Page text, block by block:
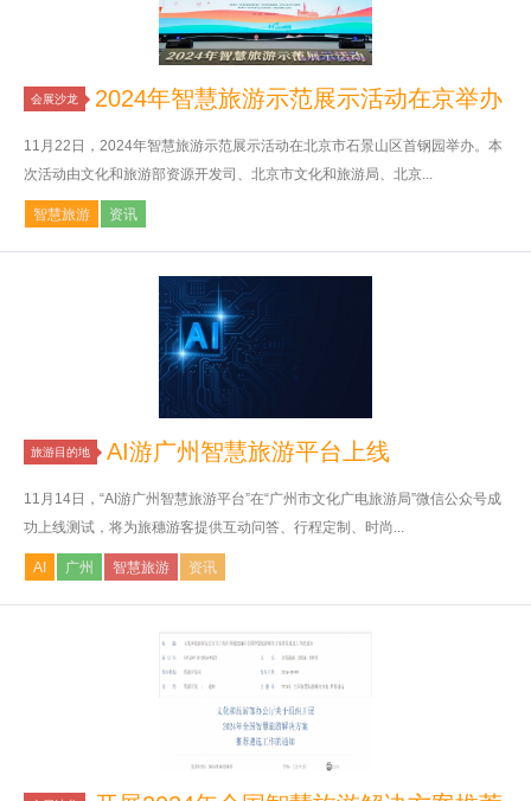
会展沙龙 2024年智慧旅游示范展示活动在京举办
11月22日，2024年智慧旅游示范展示活动在北京市石景山区首钢园举办。本
次活动由文化和旅游部资源开发司、北京市文化和旅游局、北京...
智慧旅游 资讯
旅游目的地 AI游广州智慧旅游平台上线
11月14日，“AI游广州智慧旅游平台”在“广州市文化广电旅游局”微信公众号成
功上线测试，将为旅穗游客提供互动问答、行程定制、时尚...
AI 广州 智慧旅游 资讯